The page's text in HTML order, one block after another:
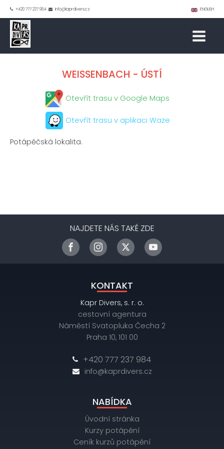
+420 777 237 984 info@kaprdivers.cz ENGLISH
WEISSENBACH - ÚSTÍ
Otevřít trasu v Google Maps
Otevřít trasu v aplikaci Waze
Potápěčská lokalita.
NAJDETE NÁS TAKÉ ZDE
KONTAKT
Kapr Divers, s. r. o.
cestovní agentura
Náměstí Svatopluka Čecha 2
Praha 10, 101 00
+420 777 237 984
info@kaprdivers.cz
NABÍDKA
Úvodní stránka
Kurzy potápění
Ceník kurzů potápění